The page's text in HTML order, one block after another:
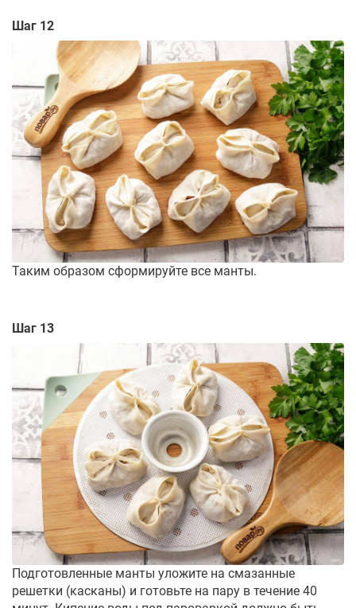
Шаг 12
Таким образом сформируйте все манты.
Шаг 13
Подготовленные манты уложите на смазанные
решетки (касканы) и готовьте на пару в течение 40